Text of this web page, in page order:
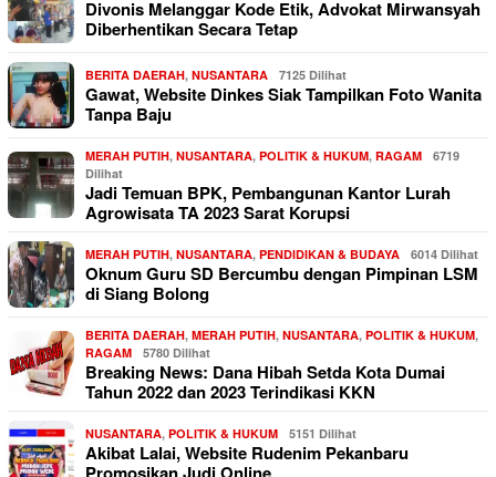
Divonis Melanggar Kode Etik, Advokat Mirwansyah
Diberhentikan Secara Tetap
BERITA DAERAH, NUSANTARA 7125 Dilihat
Gawat, Website Dinkes Siak Tampilkan Foto Wanita
Tanpa Baju
MERAH PUTIH, NUSANTARA, POLITIK & HUKUM, RAGAM
6719
Dilihat
Jadi Temuan BPK, Pembangunan Kantor Lurah
Agrowisata TA 2023 Sarat Korupsi
MERAH PUTIH, NUSANTARA, PENDIDIKAN & BUDAYA 6014 Dilihat
Oknum Guru SD Bercumbu dengan Pimpinan LSM
di Siang Bolong
BERITA DAERAH, MERAH PUTIH, NUSANTARA, POLITIK & HUKUM,
RAGAM
5780 Dilihat
Breaking News: Dana Hibah Setda Kota Dumai
Tahun 2022 dan 2023 Terindikasi KKN
NUSANTARA, POLITIK & HUKUM 5151 Dilihat
Akibat Lalai, Website Rudenim Pekanbaru